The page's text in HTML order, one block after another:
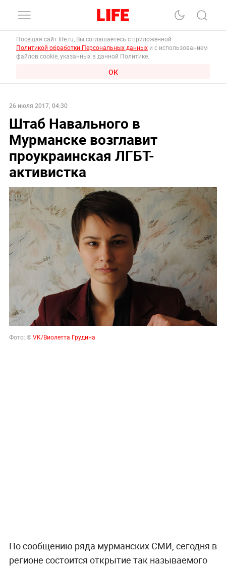
Посещая сайт life.ru, Вы соглашаетесь с приложенной
Политикой обработки Персональных данных и с использованием
файлов cookie, указанных в данной Политике.
ОК
26 июля 2017, 04:30
Штаб Навального в
Мурманске возглавит
проукраинская ЛГБТ-
активистка
Фото: ©VK/Виолетта Грудина
По сообщению ряда мурманских СМИ, сегодня в
регионе состоится открытие так называемого